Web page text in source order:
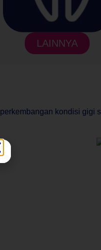
LAINNYA
kondisi gigi